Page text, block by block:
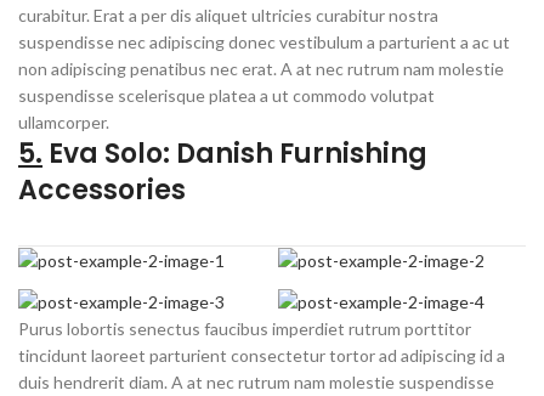
curabitur. Erat a per dis aliquet ultricies curabitur nostra
suspendisse nec adipiscing donec vestibulum a parturient a ac ut
non adipiscing penatibus nec erat. A at nec rutrum nam molestie
suspendisse scelerisque platea a ut commodo volutpat
ullamcorper.
5. Eva Solo: Danish Furnishing
Accessories
Purus lobortis senectus faucibus imperdiet rutrum porttitor
tincidunt laoreet parturient consectetur tortor ad adipiscing id a
duis hendrerit diam. A at nec rutrum nam molestie suspendisse